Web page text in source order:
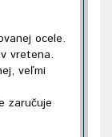
ocele.
vretena.
veľmi
zaručuje